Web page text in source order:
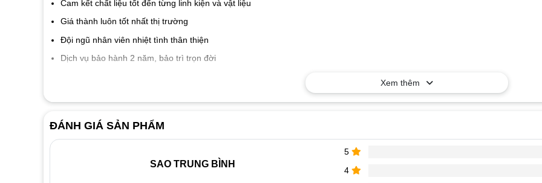
Cam kết chất liệu tốt đến từng linh kiện và vật liệu
Giá thành luôn tốt nhất thị trường
Đội ngũ nhân viên nhiệt tình thân thiện
Dịch vụ bảo hành 2 năm, bảo trì trọn đời
Xem thêm
ĐÁNH GIÁ SẢN PHẨM
SAO TRUNG BÌNH
5
4